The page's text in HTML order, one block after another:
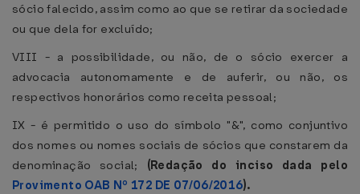
sócio falecido, assim como ao que se retirar da sociedade
ou que dela for excluído;
VIII - a possibilidade, ou não, de o sócio exercer a
advocacia autonomamente e de auferir, ou não, os
respectivos honorários como receita pessoal;
IX - é permitido o uso do símbolo "&", como conjuntivo
dos nomes ou nomes sociais de sócios que constarem da
denominação social; (Redação do inciso dada pelo
Provimento OAB Nº 172 DE 07/06/2016).